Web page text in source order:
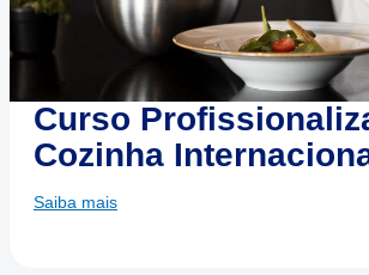
Curso
Cozinha
Saiba mais